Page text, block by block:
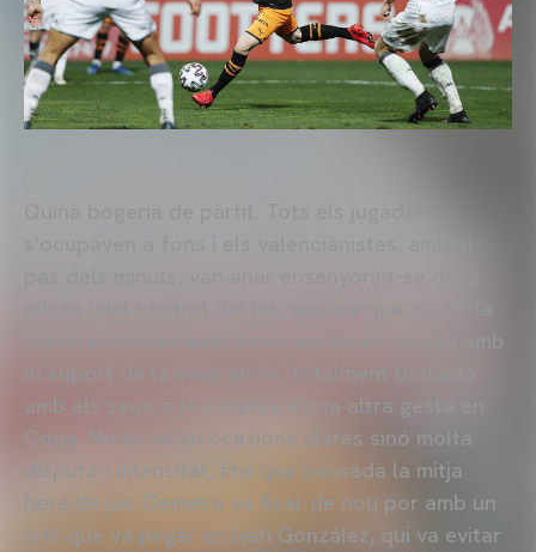
amb els seus, a la recerca d'una altra gesta en
Copa. No es veien ocasions clares sinó molta
disputa i intensitat, fins que passada la mitja
hora de joc Gameiro va ficar de nou por amb un
tret que va pegar en Iván González, qui va evitar